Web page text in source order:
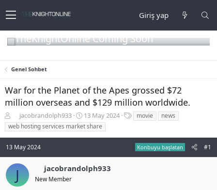
Giriş yap
TheKnightOnline Coming Soon
Genel Sohbet
War for the Planet of the Apes grossed $72
million overseas and $129 million worldwide.
o
n
u
y
u
a
jacobrandolph933
B
a
ş
n
g
13 May 2024
k
e
t
movie
news
web hosting services market share
13 May 2024 Konbuyu başlatan #1
J jacobrandolph933
New Member